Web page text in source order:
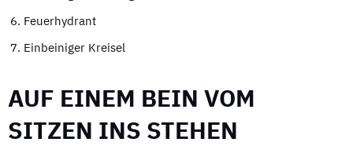
Feuerhydrant
Einbeiniger Kreisel
AUF EINEM BEIN VOM
SITZEN INS STEHEN